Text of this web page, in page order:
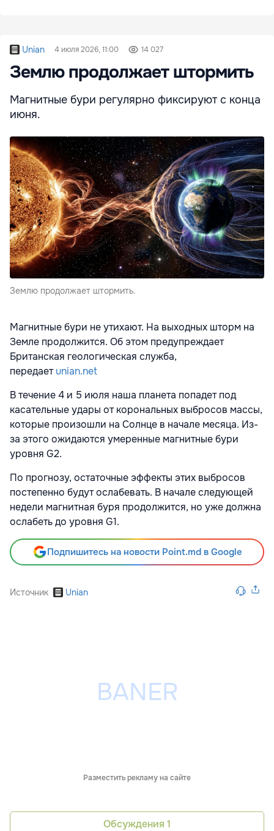
Unian 4 июля 2026, 11:00 14 027
Землю продолжает штормить
Магнитные бури регулярно фиксируют с конца
июня.
Землю продолжает штормить.
Магнитные бури не утихают. На выходных шторм на
Земле продолжится. Об этом предупреждает
Британская геологическая служба,
передаетunian.net
В течение 4 и 5 июля наша планета попадет под
касательные удары от корональных выбросов массы,
которые произошли на Солнце в начале месяца. Из-
за этого ожидаются умеренные магнитные бури
уровня G2.
По прогнозу, остаточные эффекты этих выбросов
постепенно будут ослабевать. В начале следующей
недели магнитная буря продолжится, но уже должна
ослабеть до уровня G1.
Подпишитесь на новости Point.md в Google
Источник Unian
Разместить рекламу на сайте
Обсуждения 1